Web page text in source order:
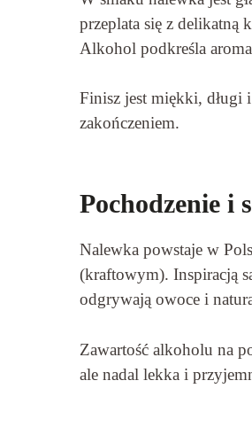
przeplata się z delikatną
Alkohol podkreśla
Finisz jest miękki,
zakończeniem.
Pochodzenie i
Nalewka powstaje w
(kraftowym). Inspiracją
odgrywają owoce i
Zawartość alkoholu na
ale nadal lekka i